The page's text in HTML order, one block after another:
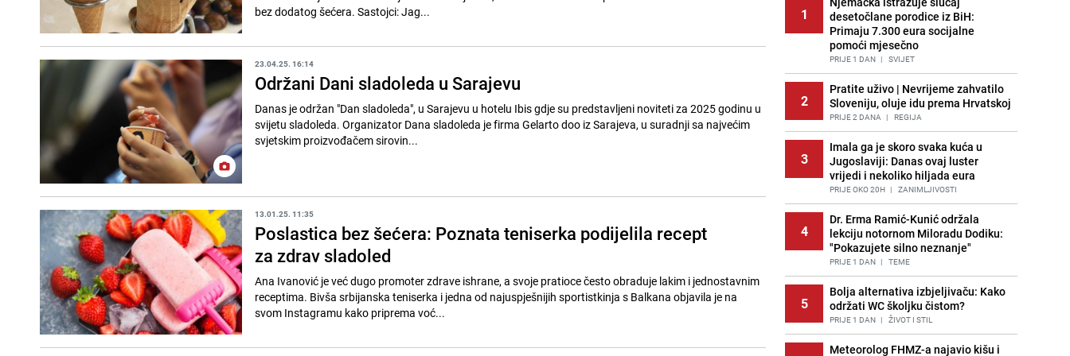
bez dodatog šećera. Sastojci: Jag...
23.04.25. 16:14
Održani Dani sladoleda u Sarajevu
Danas je održan "Dan sladoleda", u Sarajevu u hotelu Ibis gdje su predstavljeni noviteti za 2025 godinu u
svijetu sladoleda. Organizator Dana sladoleda je firma Gelarto doo iz Sarajeva, u suradnji sa najvećim
svjetskim proizvođačem sirovin...
13.01.25. 11:35
Poslastica bez šećera: Poznata teniserka podijelila recept
za zdrav sladoled
Ana Ivanović je već dugo promoter zdrave ishrane, a svoje pratioce često obraduje lakim i jednostavnim
receptima. Bivša srbijanska teniserka i jedna od najuspješnijih sportistkinja s Balkana objavila je na
svom Instagramu kako priprema voć...
1
desetočlane porodice iz BiH:
Primaju 7.300 eura socijalne
pomoći mjesečno
PRIJE 1 DAN | SVIJET
2
Pratite uživo | Nevrijeme zahvatilo
Sloveniju, oluje idu prema Hrvatskoj
PRIJE 2 DANA | REGIJA
3
Imala ga je skoro svaka kuća u
Jugoslaviji: Danas ovaj luster
vrijedi i nekoliko hiljada eura
PRIJE OKO 20H | ZANIMLJIVOSTI
4
Dr. Erma Ramić-Kunić održala
lekciju notornom Miloradu Dodiku:
"Pokazujete silno neznanje"
PRIJE 1 DAN | TEME
5
Bolja alternativa izbjeljivaču: Kako
održati WC školjku čistom?
PRIJE 1 DAN | ŽIVOT I STIL
Meteorolog FHMZ-a najavio kišu i